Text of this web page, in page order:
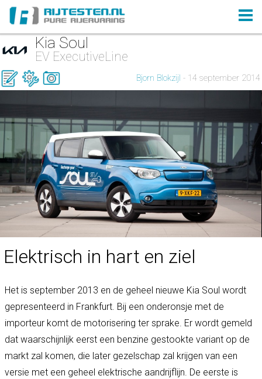
Kia Soul
EV ExecutiveLine
Bjorn Blokzijl - 14 september 2014
Elektrisch in hart en ziel
Het is september 2013 en de geheel nieuwe Kia Soul wordt
gepresenteerd in Frankfurt. Bij een onderonsje met de
importeur komt de motorisering ter sprake. Er wordt gemeld
dat waarschijnlijk eerst een benzine gestookte variant op de
markt zal komen, die later gezelschap zal krijgen van een
versie met een geheel elektrische aandrijflijn. De eerste is